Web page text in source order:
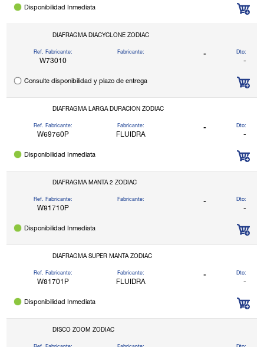
Disponibilidad Inmediata
DIAFRAGMA DIACYCLONE ZODIAC
Ref. Fabricante:
W73010
Fabricante: - Dto:
-
Consulte disponibilidad y plazo de entrega
DIAFRAGMA LARGA DURACION ZODIAC
Ref. Fabricante:
W69760P
Fabricante:
FLUIDRA
- Dto:
-
Disponibilidad Inmediata
DIAFRAGMA MANTA 2 ZODIAC
Ref. Fabricante:
W81710P
Fabricante: - Dto:
-
Disponibilidad Inmediata
DIAFRAGMA SUPER MANTA ZODIAC
Ref. Fabricante:
W81701P
Fabricante:
FLUIDRA
- Dto:
-
Disponibilidad Inmediata
DISCO ZOOM ZODIAC